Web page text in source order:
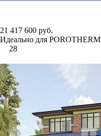
21 417 600 руб.
Идеально для POROTHERM
28